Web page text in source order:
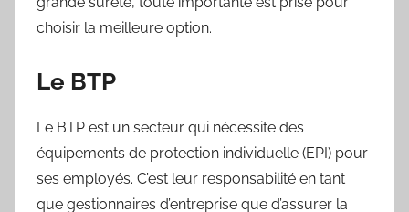
choisir la meilleure option.
Le BTP
Le BTP est un secteur qui nécessite des
équipements de protection individuelle (EPI) pour
ses employés. C’est leur responsabilité en tant
que gestionnaires d’entreprise que d’assurer la